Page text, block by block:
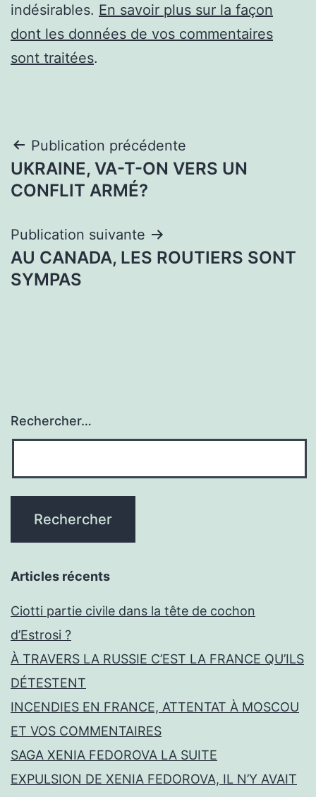
indésirables. En savoir plus sur la façon
dont les données de vos commentaires
sont traitées.
Navigation
de
Publication précédente
UKRAINE, VA-T-ON VERS UN
CONFLIT ARMÉ?
Publication suivante
AU CANADA, LES ROUTIERS SONT
SYMPAS
Rechercher…
Articles récents
Ciotti partie civile dans la tête de cochon
d’Estrosi ?
À TRAVERS LA RUSSIE C’EST LA FRANCE QU’ILS
DÉTESTENT
INCENDIES EN FRANCE, ATTENTAT À MOSCOU
ET VOS COMMENTAIRES
SAGA XENIA FEDOROVA LA SUITE
EXPULSION DE XENIA FEDOROVA, IL N’Y AVAIT